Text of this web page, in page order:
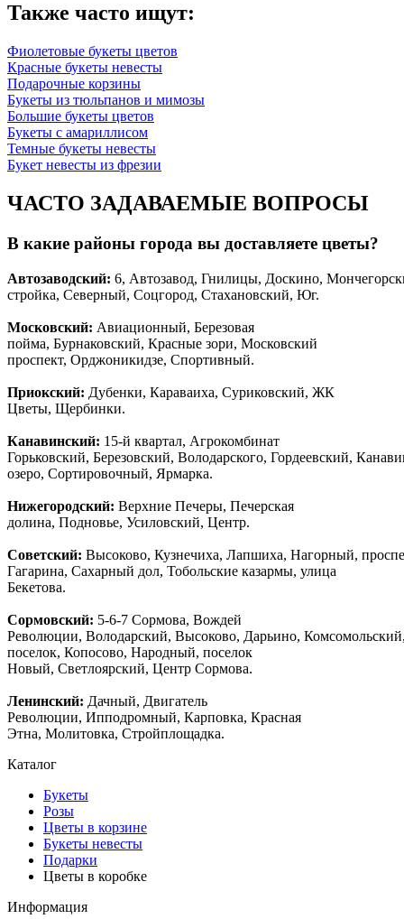
Также часто ищут:
Фиолетовые букеты цветов
Красные букеты невесты
Подарочные корзины
Букеты из тюльпанов и мимозы
Большие букеты цветов
Букеты с амариллисом
Темные букеты невесты
Букет невесты из фрезии
ЧАСТО ЗАДАВАЕМЫЕ ВОПРОСЫ
В какие районы города вы доставляете цветы?
Автозаводский: 6, Автозавод, Гнилицы, Доскино,
стройка, Северный, Соцгород, Стахановский, Юг.
Московский: Авиационный, Березовая
пойма, Бурнаковский, Красные зори, Московский
проспект, Орджоникидзе, Спортивный.
Приокский: Дубенки, Караваиха, Суриковский, ЖК
Цветы, Щербинки.
Канавинский: 15-й квартал, Агрокомбинат
Горьковский, Березовский, Володарского, Гордеевский,
озеро, Сортировочный, Ярмарка.
Нижегородский: Верхние Печеры, Печерская
долина, Подновье, Усиловский, Центр.
Советский: Высоково, Кузнечиха, Лапшиха, Нагорный,
Гагарина, Сахарный дол, Тобольские казармы, улица
Бекетова.
Сормовский: 5-6-7 Сормова, Вождей
Революции, Володарский, Высоково, Дарьино,
поселок, Копосово, Народный, поселок
Новый, Светлоярский, Центр Сормова.
Ленинский: Дачный, Двигатель
Революции, Ипподромный, Карповка, Красная
Этна, Молитовка, Стройплощадка.
Каталог
Букеты
Розы
Цветы в корзине
Букеты невесты
Подарки
Цветы в коробке
Информация